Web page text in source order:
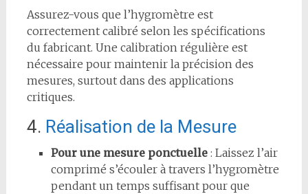
Assurez-vous que l’hygromètre est
correctement calibré selon les spécifications
du fabricant. Une calibration régulière est
nécessaire pour maintenir la précision des
mesures, surtout dans des applications
critiques.
4. Réalisation de la Mesure
Pour une mesure ponctuelle: Laissez l’air
comprimé s’écouler à travers l’hygromètre
pendant un temps suffisant pour que